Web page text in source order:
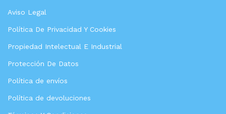
Aviso Legal
Política De Privacidad Y Cookies
Propiedad Intelectual E Industrial
Protección De Datos
Política de envíos
Política de devoluciones